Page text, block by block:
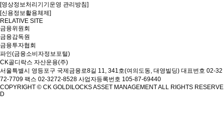
[영상정보처리기기운영 관리방침]
[신용정보활용체제]
RELATIVE SITE
금융위원회
금융감독원
금융투자협회
파인(금융소비자정보포털)
CK골디락스 자산운용(주)
서울특별시 영등포구 국제금융로8길 11, 341호(여의도동, 대영빌딩) 대표번호 02-32
72-7709 팩스 02-3272-8528 사업자등록번호 105-87-69440
COPYRIGHT © CK GOLDILOCKS ASSET MANAGEMENT ALL RIGHTS RESERVE
D